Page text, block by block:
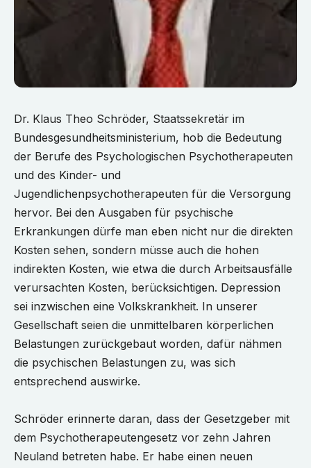
Dr. Klaus Theo Schröder, Staatssekretär im
Bundesgesundheitsministerium, hob die Bedeutung
der Berufe des Psychologischen Psychotherapeuten
und des Kinder- und
Jugendlichenpsychotherapeuten für die Versorgung
hervor. Bei den Ausgaben für psychische
Erkrankungen dürfe man eben nicht nur die direkten
Kosten sehen, sondern müsse auch die hohen
indirekten Kosten, wie etwa die durch Arbeitsausfälle
verursachten Kosten, berücksichtigen. Depression
sei inzwischen eine Volkskrankheit. In unserer
Gesellschaft seien die unmittelbaren körperlichen
Belastungen zurückgebaut worden, dafür nähmen
die psychischen Belastungen zu, was sich
entsprechend auswirke.
Schröder erinnerte daran, dass der Gesetzgeber mit
dem Psychotherapeutengesetz vor zehn Jahren
Neuland betreten habe. Er habe einen neuen